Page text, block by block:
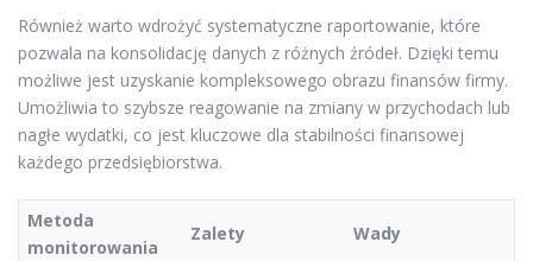
Również warto wdrożyć systematyczne raportowanie, które
pozwala na konsolidację danych z różnych źródeł. Dzięki temu
możliwe jest uzyskanie kompleksowego obrazu finansów firmy.
Umożliwia to szybsze reagowanie na zmiany w przychodach lub
nagłe wydatki, co jest kluczowe dla stabilności finansowej
każdego przedsiębiorstwa.
Metoda
monitorowania
Zalety Wady